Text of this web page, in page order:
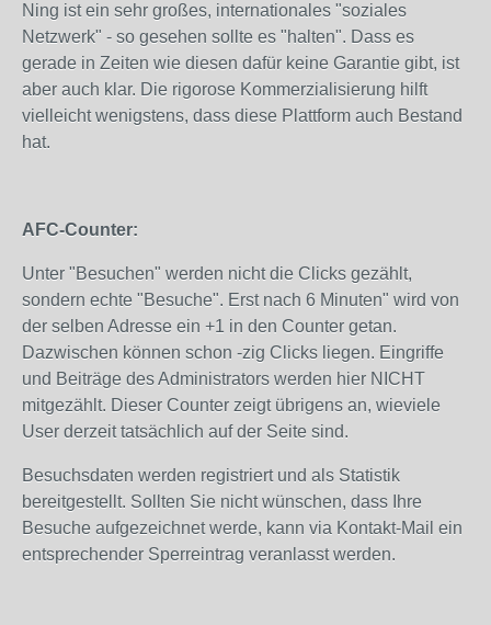
Ning ist ein sehr großes, internationales "soziales
Netzwerk" - so gesehen sollte es "halten". Dass es
gerade in Zeiten wie diesen dafür keine Garantie gibt, ist
aber auch klar. Die rigorose Kommerzialisierung hilft
vielleicht wenigstens, dass diese Plattform auch Bestand
hat.
AFC-Counter:
Unter "Besuchen" werden nicht die Clicks gezählt,
sondern echte "Besuche". Erst nach 6 Minuten" wird von
der selben Adresse ein +1 in den Counter getan.
Dazwischen können schon -zig Clicks liegen. Eingriffe
und Beiträge des Administrators werden hier NICHT
mitgezählt. Dieser Counter zeigt übrigens an, wieviele
User derzeit tatsächlich auf der Seite sind.
Besuchsdaten werden registriert und als Statistik
bereitgestellt. Sollten Sie nicht wünschen, dass Ihre
Besuche aufgezeichnet werde, kann via Kontakt-Mail ein
entsprechender Sperreintrag veranlasst werden.